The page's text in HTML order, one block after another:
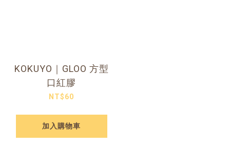
KOKUYO｜GLOO 方型
口紅膠
NT$60
加入購物車